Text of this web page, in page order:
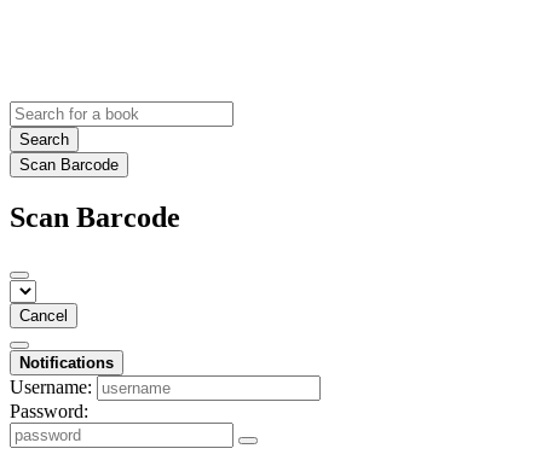
Search
Scan Barcode
Scan Barcode
Cancel
Notifications
Username:
Password: